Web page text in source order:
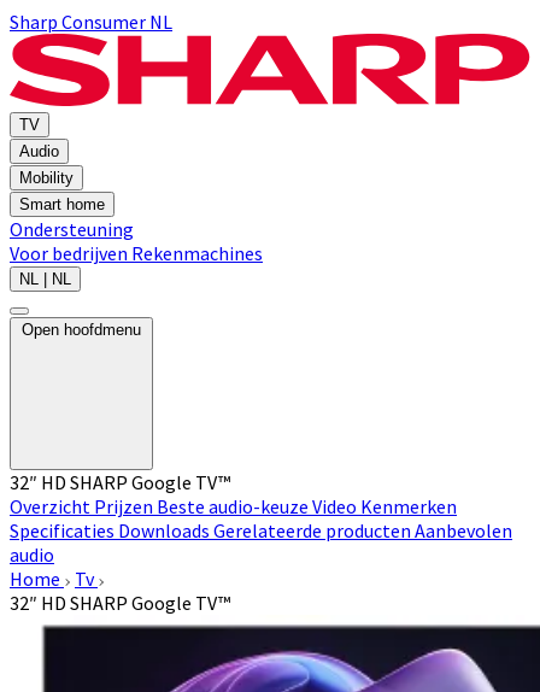
Sharp Consumer NL
TV
Audio
Mobility
Smart home
Ondersteuning
Voor bedrijven Rekenmachines
NL | NL
Open hoofdmenu
32″ HD SHARP Google TV™
Overzicht Prijzen Beste audio-keuze Video Kenmerken
Specificaties Downloads Gerelateerde producten Aanbevolen
audio
Home
Tv
32″ HD SHARP Google TV™